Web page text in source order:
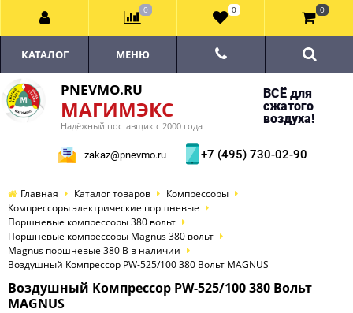
PNEVMO.RU
МАГИМЭКС
Надёжный поставщик с 2000 года
ВСЁ для
сжатого
воздуха!
zakaz@pnevmo.ru +7 (495) 730-02-90
КАТАЛОГ МЕНЮ
Главная Каталог товаров
Компрессоры
Компрессоры электрические поршневые
Поршневые компрессоры 380 вольт
Поршневые компрессоры Magnus 380 вольт
Magnus поршневые 380 В в наличии
Воздушный Компрессор PW-525/100 380 Вольт MAGNUS
Воздушный Компрессор PW-525/100 380 Вольт
MAGNUS
0 0 0